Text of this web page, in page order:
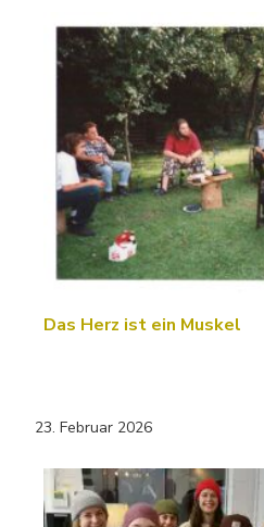
Das Herz ist ein Muskel
23. Februar 2026